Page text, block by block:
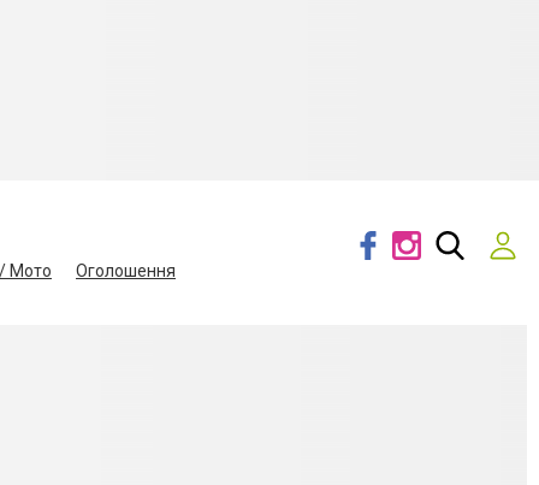
Мото Оголошення